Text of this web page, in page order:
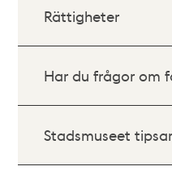
Rättigheter
Har du frågor om
Stadsmuseet tipsar